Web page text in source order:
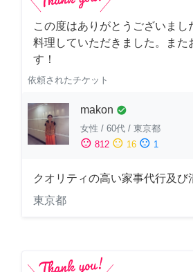
この度はありがとうございまし
料理していただきました。また
す！
依頼されたチケット
makon check_circle
女性 / 60代 / 東京都
sentiment_satisfied 812 sentiment_neutral 16 sentiment_dissatisfied 1
クオリティの高い家事代行及び
東京都